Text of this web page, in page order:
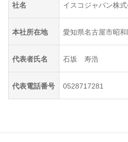
社名 イスコジャパン株
本社所在地 愛知県名古屋市昭
代表者氏名 石坂 寿浩
代表電話番号 0528717281